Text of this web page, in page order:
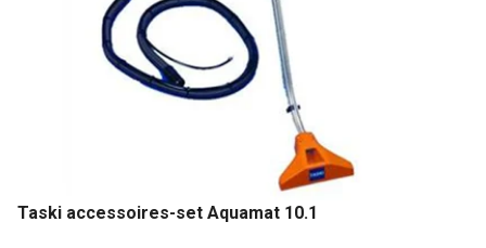
Taski accessoires-set Aquamat 10.1